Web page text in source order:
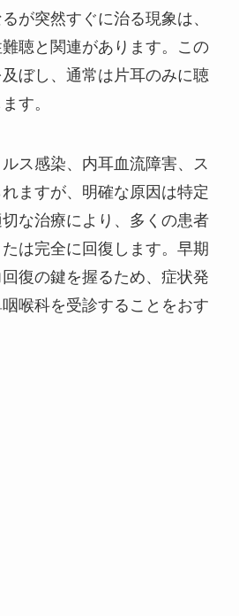
が突然すぐに治る現象は、
聴と関連があります。この
ぼし、通常は片耳のみに聴
す。
ス感染、内耳血流障害、ス
ますが、明確な原因は特定
な治療により、多くの患者
は完全に回復します。早期
復の鍵を握るため、症状発
喉科を受診することをおす